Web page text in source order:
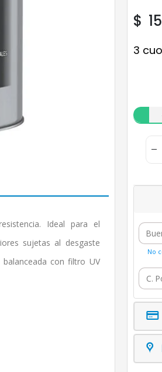
Ideal para el
sujetas al desgaste
con filtro UV
$
3
No